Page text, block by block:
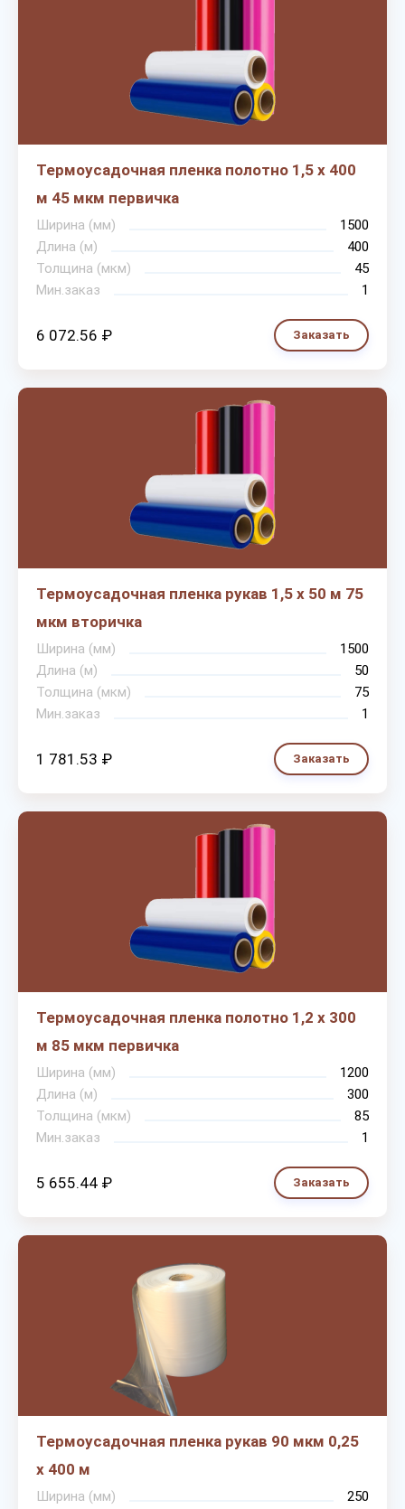
Термоусадочная пленка полотно 1,5 х 400
м 45 мкм первичка
Ширина (мм)
1500
Длина (м)
400
Толщина (мкм)
45
Мин.заказ
1
6 072.56 ₽ Заказать
Термоусадочная пленка рукав 1,5 х 50 м 75
мкм вторичка
Ширина (мм)
1500
Длина (м)
50
Толщина (мкм)
75
Мин.заказ
1
1 781.53 ₽ Заказать
Термоусадочная пленка полотно 1,2 х 300
м 85 мкм первичка
Ширина (мм)
1200
Длина (м)
300
Толщина (мкм)
85
Мин.заказ
1
5 655.44 ₽ Заказать
Термоусадочная пленка рукав 90 мкм 0,25
х 400 м
Ширина (мм)
250